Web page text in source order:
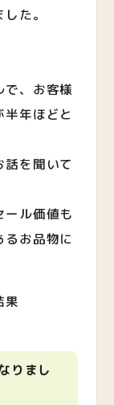
た。
で、お客様
年ほどと
を聞いて
ール価値も
お品物に
果
りまし